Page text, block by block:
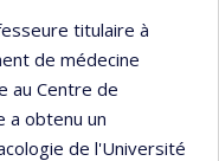
titulaire à
de médecine
au Centre de
a obtenu un
de l'Université